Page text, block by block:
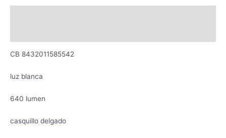
CB 8432011585542
luz blanca
640 lumen
casquillo delgado